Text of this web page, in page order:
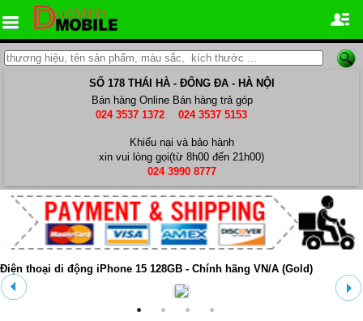
SỐ 178 THÁI HÀ - ĐỐNG ĐA - HÀ NỘI
Bán hàng Online
024 3537 1372
Bán hàng trả góp
024 3537 5153
Khiếu nại và bảo hành
xin vui lòng gọi(từ 8h00 đến 21h00)
024 3990 8777
Điện thoại di động iPhone 15 128GB - Chính hãng VN/A (Gold)